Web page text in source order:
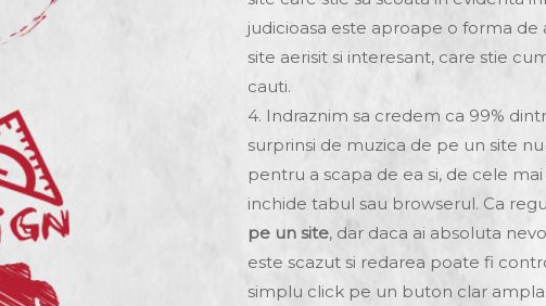
judicioasa este aproape o forma de
site aerisit si interesant, care stie
cauti.
4. Indraznim sa credem ca 99%
surprinsi de muzica de pe un site
pentru a scapa de ea si, de cele
inchide tabul sau browserul. Ca
pe un site, dar daca ai absoluta
este scazut si redarea poate fi
simplu click pe un buton clar